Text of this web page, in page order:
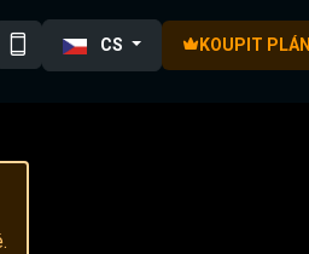
CS KOUPIT PLÁN